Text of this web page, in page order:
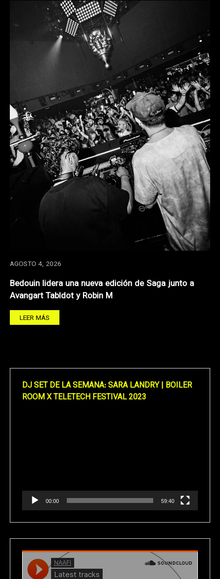
AGOSTO 4, 2026
Bedouin lidera una nueva edición de Saga junto a
Avangart Tabldot y Robin M
LEER MÁS
DJ SET DE LA SEMANA: SARA LANDRY | BOILER
ROOM X TELETECH FESTIVAL 2023
00:00 59:40